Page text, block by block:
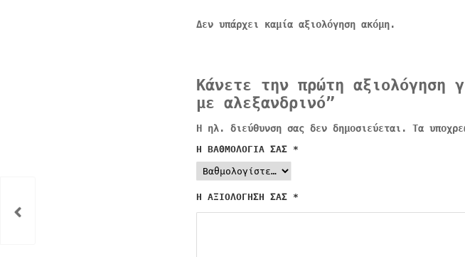
Δεν υπάρχει καμία αξιολόγηση ακόμη.
Κάνετε την πρώτη αξιολόγηση
με αλεξανδρινό”
Η ηλ. διεύθυνση σας δεν δημοσιεύεται. Τα
Η ΒΑΘΜΟΛΟΓΊΑ ΣΑΣ *
Η ΑΞΙΟΛΌΓΗΣΉ ΣΑΣ *